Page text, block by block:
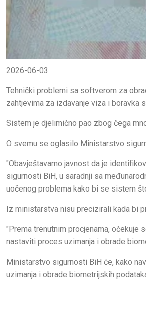
2026-06-03
Tehnički problemi sa softverom za
zahtjevima za izdavanje viza i boravka
Sistem je djelimično pao zbog čega
O svemu se oglasilo Ministarstvo
"Obavještavamo javnost da je
sigurnosti BiH, u saradnji sa
uočenog problema kako bi se sistem
Iz ministarstva nisu precizirali kada bi
"Prema trenutnim procjenama, očekuje
nastaviti proces uzimanja i obrade
Ministarstvo sigurnosti BiH će, kako
uzimanja i obrade biometrijskih